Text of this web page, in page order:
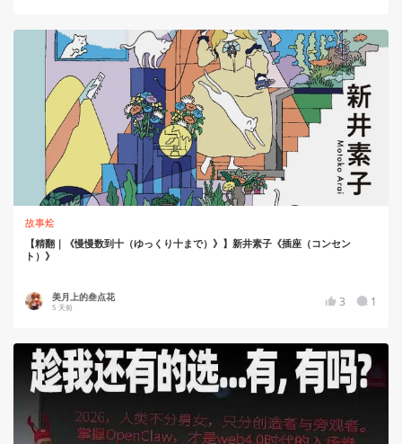
故事烩
【精翻｜《慢慢数到十（ゆっくり十まで）》】新井素子《插座（コンセン
ト）》
美月上的叁点花
5 天前 3 1